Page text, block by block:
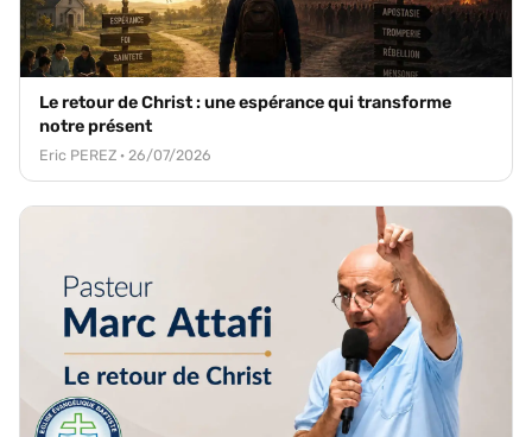
Le retour de Christ : une espérance qui transforme
notre présent
Eric PEREZ · 26/07/2026